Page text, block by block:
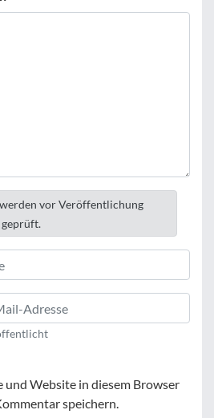
vor Veröffentlichung
und Website in diesem Browser
speichern.